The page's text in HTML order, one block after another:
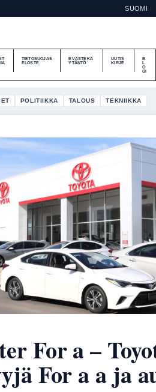
SUOMI
TIETOSUOJAS
ELOSTE
EVÄSTEKÄ
YTÄNTÖ
UUTIS
KIRJE
B
O
GI
POLITIIKKA TALOUS TEKNIIKKA
For a –
For a a ja